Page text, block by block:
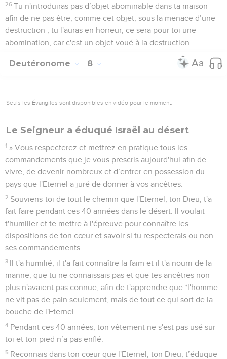
26 Tu n'introduiras pas d’objet abominable dans ta maison
afin de ne pas être, comme cet objet, sous la menace d’une
destruction ; tu l'auras en horreur, ce sera pour toi une
abomination, car c'est un objet voué à la destruction.
Deutéronome 8
Seuls les Évangiles sont disponibles en vidéo pour le moment.
Le Seigneur a éduqué Israël au désert
1 » Vous respecterez et mettrez en pratique tous les
commandements que je vous prescris aujourd'hui afin de
vivre, de devenir nombreux et d’entrer en possession du
pays que l'Eternel a juré de donner à vos ancêtres.
2 Souviens-toi de tout le chemin que l'Eternel, ton Dieu, t'a
fait faire pendant ces 40 années dans le désert. Il voulait
t'humilier et te mettre à l'épreuve pour connaître les
dispositions de ton cœur et savoir si tu respecterais ou non
ses commandements.
3 Il t'a humilié, il t'a fait connaître la faim et il t'a nourri de la
manne, que tu ne connaissais pas et que tes ancêtres non
plus n'avaient pas connue, afin de t'apprendre que *l'homme
ne vit pas de pain seulement, mais de tout ce qui sort de la
bouche de l'Eternel.
4 Pendant ces 40 années, ton vêtement ne s'est pas usé sur
toi et ton pied n’a pas enflé.
5 Reconnais dans ton cœur que l'Eternel, ton Dieu, t’éduque